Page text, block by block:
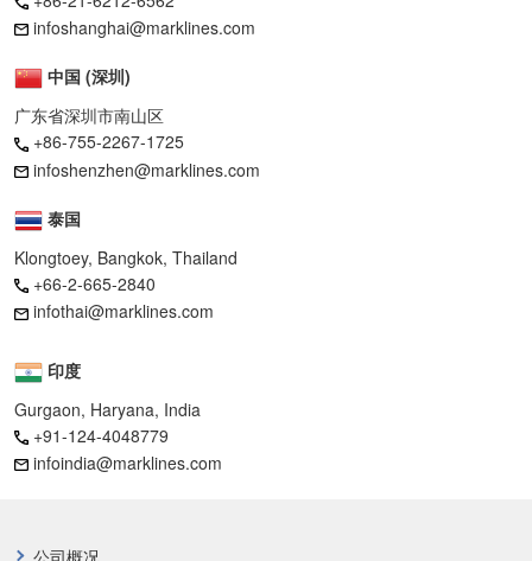
infoshanghai@marklines.com
中国 (深圳)
广东省深圳市南山区
+86-755-2267-1725
infoshenzhen@marklines.com
泰国
Klongtoey, Bangkok, Thailand
+66-2-665-2840
infothai@marklines.com
印度
Gurgaon, Haryana, India
+91-124-4048779
infoindia@marklines.com